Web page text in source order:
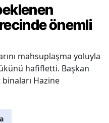
önemli
mahsuplaşma yoluyla
hafifletti. Başkan
binaları Hazine